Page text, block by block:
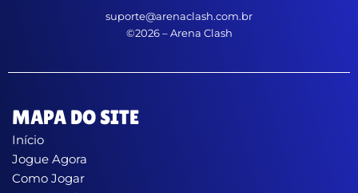
suporte@arenaclash.com.br
©2026 – Arena Clash
MAPA DO SITE
Início
Jogue Agora
Como Jogar